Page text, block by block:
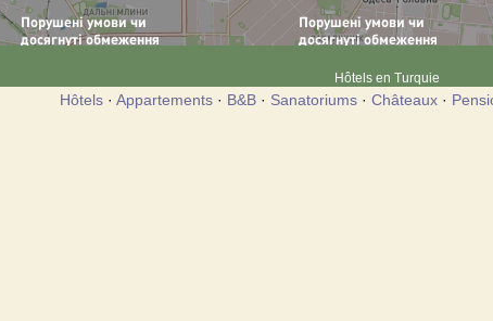
Hôtels en Turquie
Hôtels · Appartements · B&B · Sanatoriums · Châteaux ·